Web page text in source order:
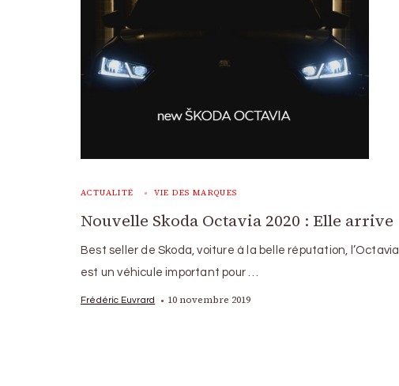
ACTUALITÉ VIE DES MARQUES
Nouvelle Skoda Octavia 2020 : Elle arrive
Best seller de Skoda, voiture à la belle réputation, l’Octavia
est un véhicule important pour …
Frédéric Euvrard 10 novembre 2019